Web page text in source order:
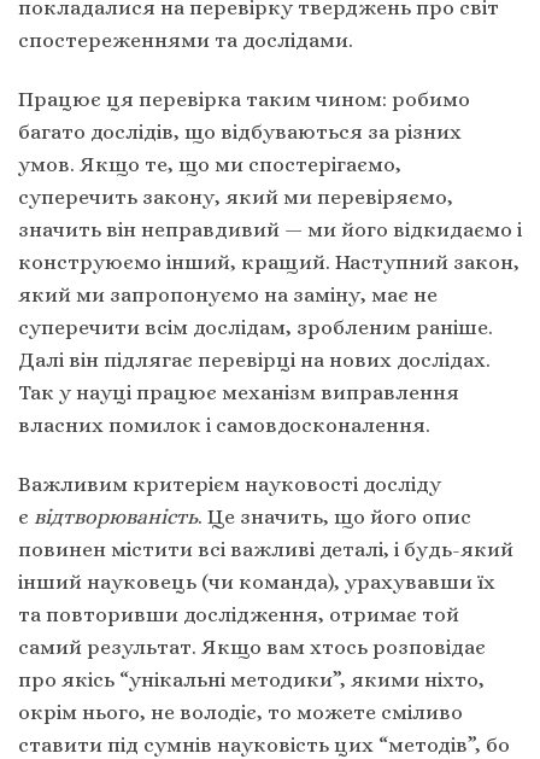
покладалися на перевірку тверджень про світ
спостереженнями та дослідами.
Працює ця перевірка таким чином: робимо
багато дослідів, що відбуваються за різних
умов. Якщо те, що ми спостерігаємо,
суперечить закону, який ми перевіряємо,
значить він неправдивий — ми його відкидаємо і
конструюємо інший, кращий. Наступний закон,
який ми запропонуємо на заміну, має не
суперечити всім дослідам, зробленим раніше.
Далі він підлягає перевірці на нових дослідах.
Так у науці працює механізм виправлення
власних помилок і самовдосконалення.
Важливим критерієм науковості досліду
є відтворюваність. Це значить, що його опис
повинен містити всі важливі деталі, і будь-який
інший науковець (чи команда), урахувавши їх
та повторивши дослідження, отримає той
самий результат. Якщо вам хтось розповідає
про якісь “унікальні методики”, якими ніхто,
окрім нього, не володіє, то можете сміливо
ставити під сумнів науковість цих “методів”, бо